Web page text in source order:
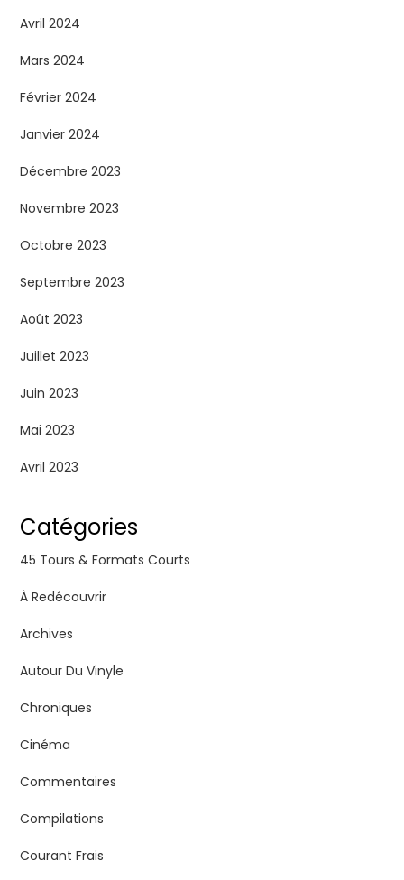
Avril 2024
Mars 2024
Février 2024
Janvier 2024
Décembre 2023
Novembre 2023
Octobre 2023
Septembre 2023
Août 2023
Juillet 2023
Juin 2023
Mai 2023
Avril 2023
Catégories
45 Tours & Formats Courts
À Redécouvrir
Archives
Autour Du Vinyle
Chroniques
Cinéma
Commentaires
Compilations
Courant Frais